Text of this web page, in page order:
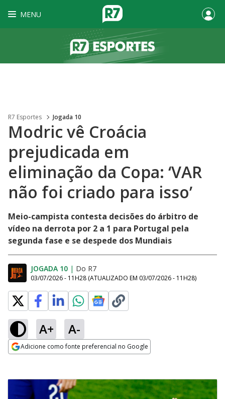
MENU
R7 Esportes Jogada 10
Modric vê Croácia
prejudicada em
eliminação da Copa: ‘VAR
não foi criado para isso’
Meio-campista contesta decisões do árbitro de
vídeo na derrota por 2 a 1 para Portugal pela
segunda fase e se despede dos Mundiais
JOGADA 10 | Do R7
03/07/2026 - 11H28 (ATUALIZADO EM 03/07/2026 - 11H28)
A+ A-
Adicione como fonte preferencial no Google